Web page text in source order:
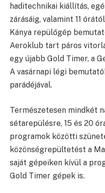
haditechnikai kiállítás,
zárásáig, valamint 11
Kánya repülőgép
Aeroklub tart páros
egy újabb Gold Timer, a
A vasárnapi légi
parádéjával.
Természetesen mindkét
sétarepülésre, 15 és 20
programok közötti
közönségrepültetést a
saját gépeiken kívül a
Gold Timer gépek is.